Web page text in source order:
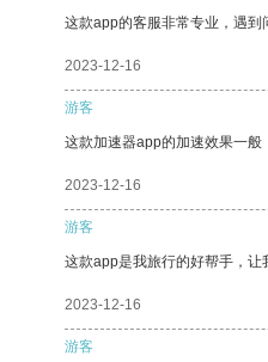
这款app的客服非常专业，遇到
2023-12-16
游客
这款加速器app的加速效果一般
2023-12-16
游客
这款app是我旅行的好帮手，让
2023-12-16
游客